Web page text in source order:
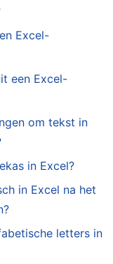
Excel-
een Excel-
om tekst in
in Excel?
in Excel na het
letters in